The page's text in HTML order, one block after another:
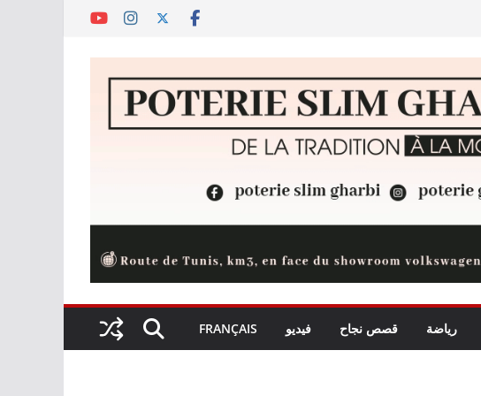
رياضة قصص نجاح فيديو FRANÇAIS